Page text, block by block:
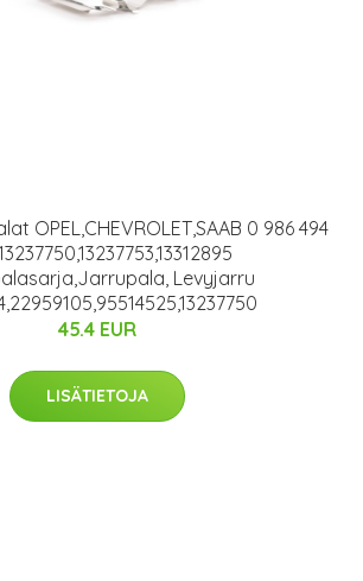
OPEL,CHEVROLET,SAAB 0 986 494
Levyjarru
45.4 EUR
LISÄTIETOJA